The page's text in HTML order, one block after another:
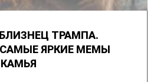
ТРАМПА.
ЯРКИЕ МЕМЫ